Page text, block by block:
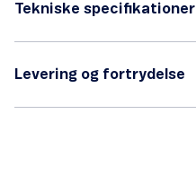
Tekniske specifikationer
Levering og fortrydelse